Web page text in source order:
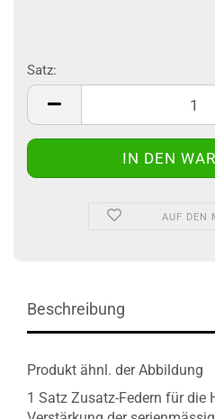
Satz:
Satz
AUF DEN
Beschreibung
Produkt ähnl. der Abbildung
1 Satz Zusatz-Federn für die